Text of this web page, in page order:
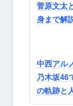
菅原文太
身まで解
中西アル
乃木坂46
の軌跡と